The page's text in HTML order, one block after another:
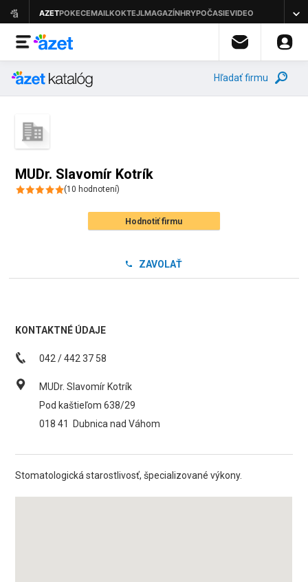
Hľadať firmu
MUDr. Slavomír Kotrík
(10 hodnotení)
Hodnotiť firmu
ZAVOLAŤ
KONTAKTNÉ ÚDAJE
042 / 442 37 58
MUDr. Slavomír Kotrík
Pod kaštieľom 638/29
018 41
Dubnica nad Váhom
Stomatologická starostlivosť, špecializované výkony.